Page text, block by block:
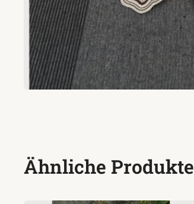
Ähnliche Produkte